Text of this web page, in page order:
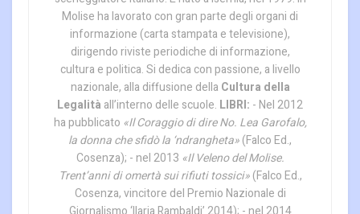
Molise ha lavorato con gran parte degli organi di
informazione (carta stampata e televisione),
dirigendo riviste periodiche di informazione,
cultura e politica. Si dedica con passione, a livello
nazionale, alla diffusione della Cultura della
Legalità all’interno delle scuole. LIBRI: - Nel 2012
ha pubblicato «Il Coraggio di dire No. Lea Garofalo,
la donna che sfidò la ‘ndrangheta»(Falco Ed.,
Cosenza); - nel 2013 «Il Veleno del Molise.
Trent’anni di omertà sui rifiuti tossici»(Falco Ed.,
Cosenza, vincitore del Premio Nazionale di